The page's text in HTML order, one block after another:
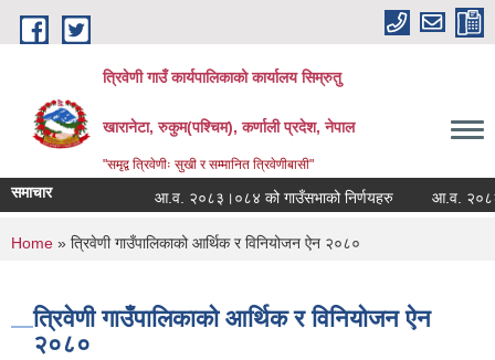
Skip to main content
त्रिवेणी गाउँ कार्यपालिकाको कार्यालय सिम्रुतु
खारानेटा, रुकुम(पश्‍चिम), कर्णाली प्रदेश, नेपाल
"समृद्व त्रिवेणीः सुखी र सम्मानित त्रिवेणीबासी"
समाचार आ.व. २०८३।०८४ को गाउँसभाको निर्णयहरु आ.व.
You are here
Home » त्रिवेणी गाउँपालिकाको आर्थिक र विनियोजन ऐन २०८०
त्रिवेणी गाउँपालिकाको आर्थिक र विनियोजन ऐन
२०८०